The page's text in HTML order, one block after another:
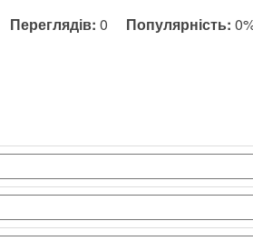
Переглядів: 0 Популярність: